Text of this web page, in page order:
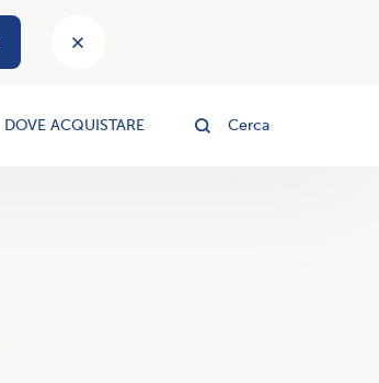
DOVE ACQUISTARE Cerca